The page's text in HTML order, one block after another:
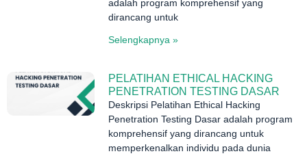
adalah program komprehensif yang
dirancang untuk
Selengkapnya »
PELATIHAN ETHICAL HACKING
PENETRATION TESTING DASAR
Deskripsi Pelatihan Ethical Hacking
Penetration Testing Dasar adalah program
komprehensif yang dirancang untuk
memperkenalkan individu pada dunia